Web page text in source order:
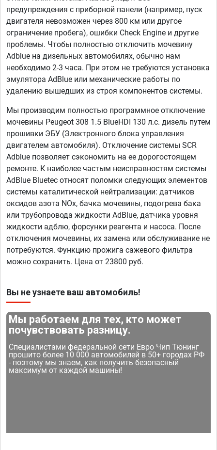
предупреждения с приборной панели (например, пуск
двигателя невозможен через 800 км или другое
ограничение пробега), ошибки Check Engine и другие
проблемы. Чтобы полностью отключить мочевину
Adblue на дизельных автомобилях, обычно нам
необходимо 2-3 часа. При этом не требуются установка
эмулятора AdBlue или механические работы по
удалению вышедших из строя компонентов системы.
Мы производим полностью программное отключение
мочевины Peugeot 308 1.5 BlueHDI 130 л.с. дизель путем
прошивки ЭБУ (Электронного блока управления
двигателем автомобиля). Отключение системы SCR
Adblue позволяет сэкономить на ее дорогостоящем
ремонте. К наиболее частым неисправностям системы
AdBlue Bluetec относят поломки следующих элементов
системы каталитической нейтрализации: датчиков
оксидов азота NOx, бачка мочевины, подогрева бака
или трубопровода жидкости AdBlue, датчика уровня
жидкости адблю, форсунки реагента и насоса. После
отключения мочевины, их замена или обслуживание не
потребуются. Функцию прожига сажевого фильтра
можно сохранить. Цена от 23800 руб.
Вы не узнаете ваш автомобиль!
Мы работаем для тех, кто может
почувствовать разницу.
Специалистами федеральной сети Евро Чип Тюнинг
прошито более 10 000 автомобилей в 50+ городах РФ
- поэтому мы знаем, как получить безопасный
максимум от каждой машины!